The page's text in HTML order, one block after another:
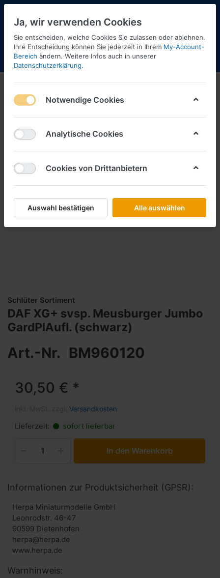
Menü Anmelden Shopaktualisierung
Schlüter Sortiment
DAF XG+ svsp. Meusburger Jumbo
GardPlAufl. (schwarz)
Art.-Nr. BM960120
30,50 € *
Versandkosten
Lieferzeit: sofort lieferbar
In den Warenkorb
Informationen zur Produktsicherheit (GPSR):
Herpa Miniaturmodelle GmbH
Leonrodstr. 46-47
90599 Dietenhofen
herpa@herpa.de
www.herpa.de
Warnhinweis:
Ja, wir verwenden Cookies
Sie entscheiden, welche Cookies Sie zulassen oder ablehnen.
Ihre Entscheidung können Sie jederzeit in Ihrem My-Account-
Bereich ändern. Weitere Infos auch in unserer
Datenschutzerklärung.
Notwendige Cookies
Analytische Cookies
Cookies von Drittanbietern
Auswahl bestätigen Alle auswählen